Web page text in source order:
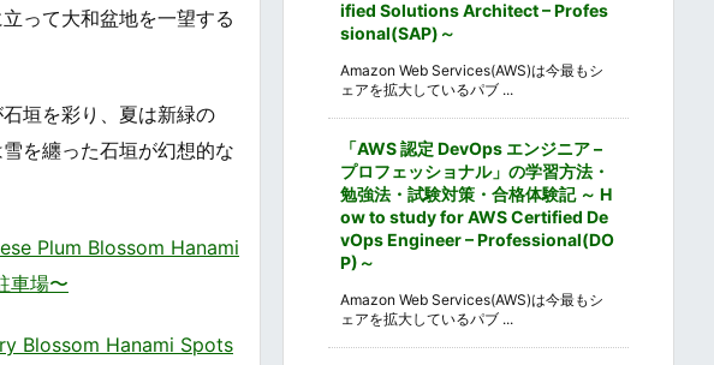
って大和盆地を一望する
垣を彩り、夏は新緑の
を纏った石垣が幻想的な
Plum Blossom Hanami
車場〜
Blossom Hanami Spots
ified Solutions Architect – Profes
sional(SAP)～
Amazon Web Services(AWS)は今最もシ
ェアを拡大しているパブ ...
「AWS 認定 DevOps エンジニア –
プロフェッショナル」の学習方法・
勉強法・試験対策・合格体験記 ～ H
ow to study for AWS Certified De
vOps Engineer – Professional(DO
P)～
Amazon Web Services(AWS)は今最もシ
ェアを拡大しているパブ ...